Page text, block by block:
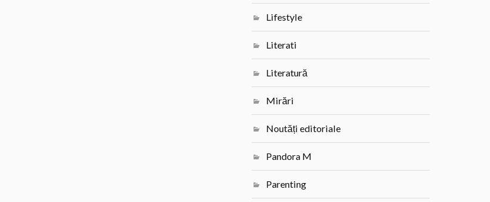
Lifestyle
Literati
Literatură
Mirări
Noutăți editoriale
Pandora M
Parenting